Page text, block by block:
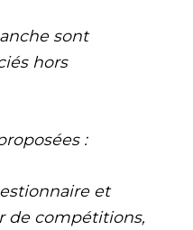
sont
hors
:
et
de compétitions,